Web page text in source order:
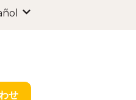
事務所案内
せ